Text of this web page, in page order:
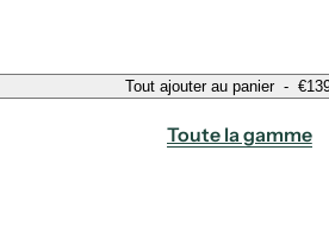
Tout ajouter au panier -
Toute la gamme